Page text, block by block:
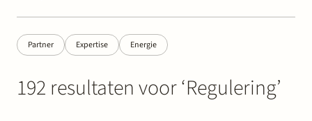
Partner Expertise Energie
192 resultaten voor ‘Regulering’
News & Insights
Contact
Werken bij Stek